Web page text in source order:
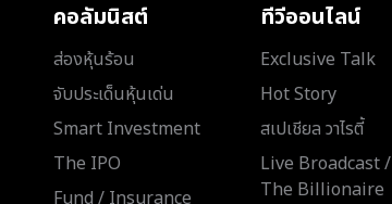
คอลัมนิสต์
ส่องหุ้นร้อน
จับประเด็นหุ้นเด่น
Smart Investment
The IPO
Fund / Insurance
ทีวีออนไลน์
Exclusive Talk
Hot Story
สเปเชียล วาไรตี้
Live Broadcast /
The Billionaire